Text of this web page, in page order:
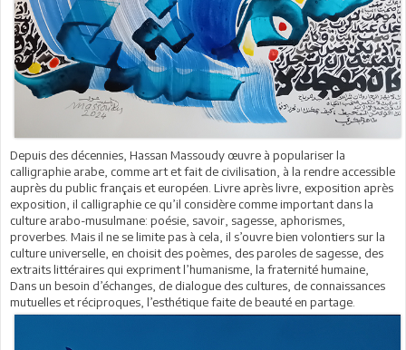
Depuis des décennies, Hassan Massoudy œuvre à populariser la
calligraphie arabe, comme art et fait de civilisation, à la rendre accessible
auprès du public français et européen. Livre après livre, exposition après
exposition, il calligraphie ce qu’il considère comme important dans la
culture arabo-musulmane: poésie, savoir, sagesse, aphorismes,
proverbes. Mais il ne se limite pas à cela, il s’ouvre bien volontiers sur la
culture universelle, en choisit des poèmes, des paroles de sagesse, des
extraits littéraires qui expriment l’humanisme, la fraternité humaine,
Dans un besoin d’échanges, de dialogue des cultures, de connaissances
mutuelles et réciproques, l’esthétique faite de beauté en partage.